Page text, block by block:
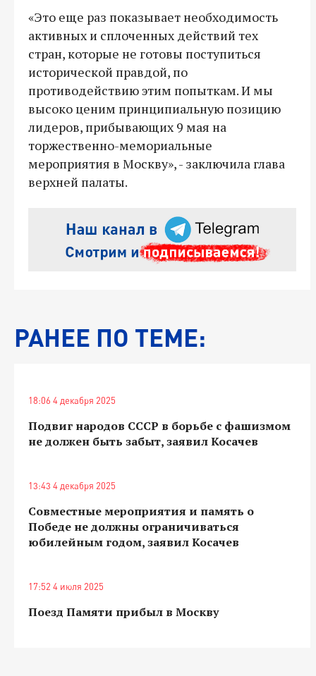
«Это еще раз показывает необходимость
активных и сплоченных действий тех
стран, которые не готовы поступиться
исторической правдой, по
противодействию этим попыткам. И мы
высоко ценим принципиальную позицию
лидеров, прибывающих 9 мая на
торжественно-мемориальные
мероприятия в Москву», - заключила глава
верхней палаты.
РАНЕЕ ПО ТЕМЕ:
18:06 4 декабря 2025
Подвиг народов СССР в борьбе с фашизмом
не должен быть забыт, заявил Косачев
13:43 4 декабря 2025
Совместные мероприятия и память о
Победе не должны ограничиваться
юбилейным годом, заявил Косачев
17:52 4 июля 2025
Поезд Памяти прибыл в Москву